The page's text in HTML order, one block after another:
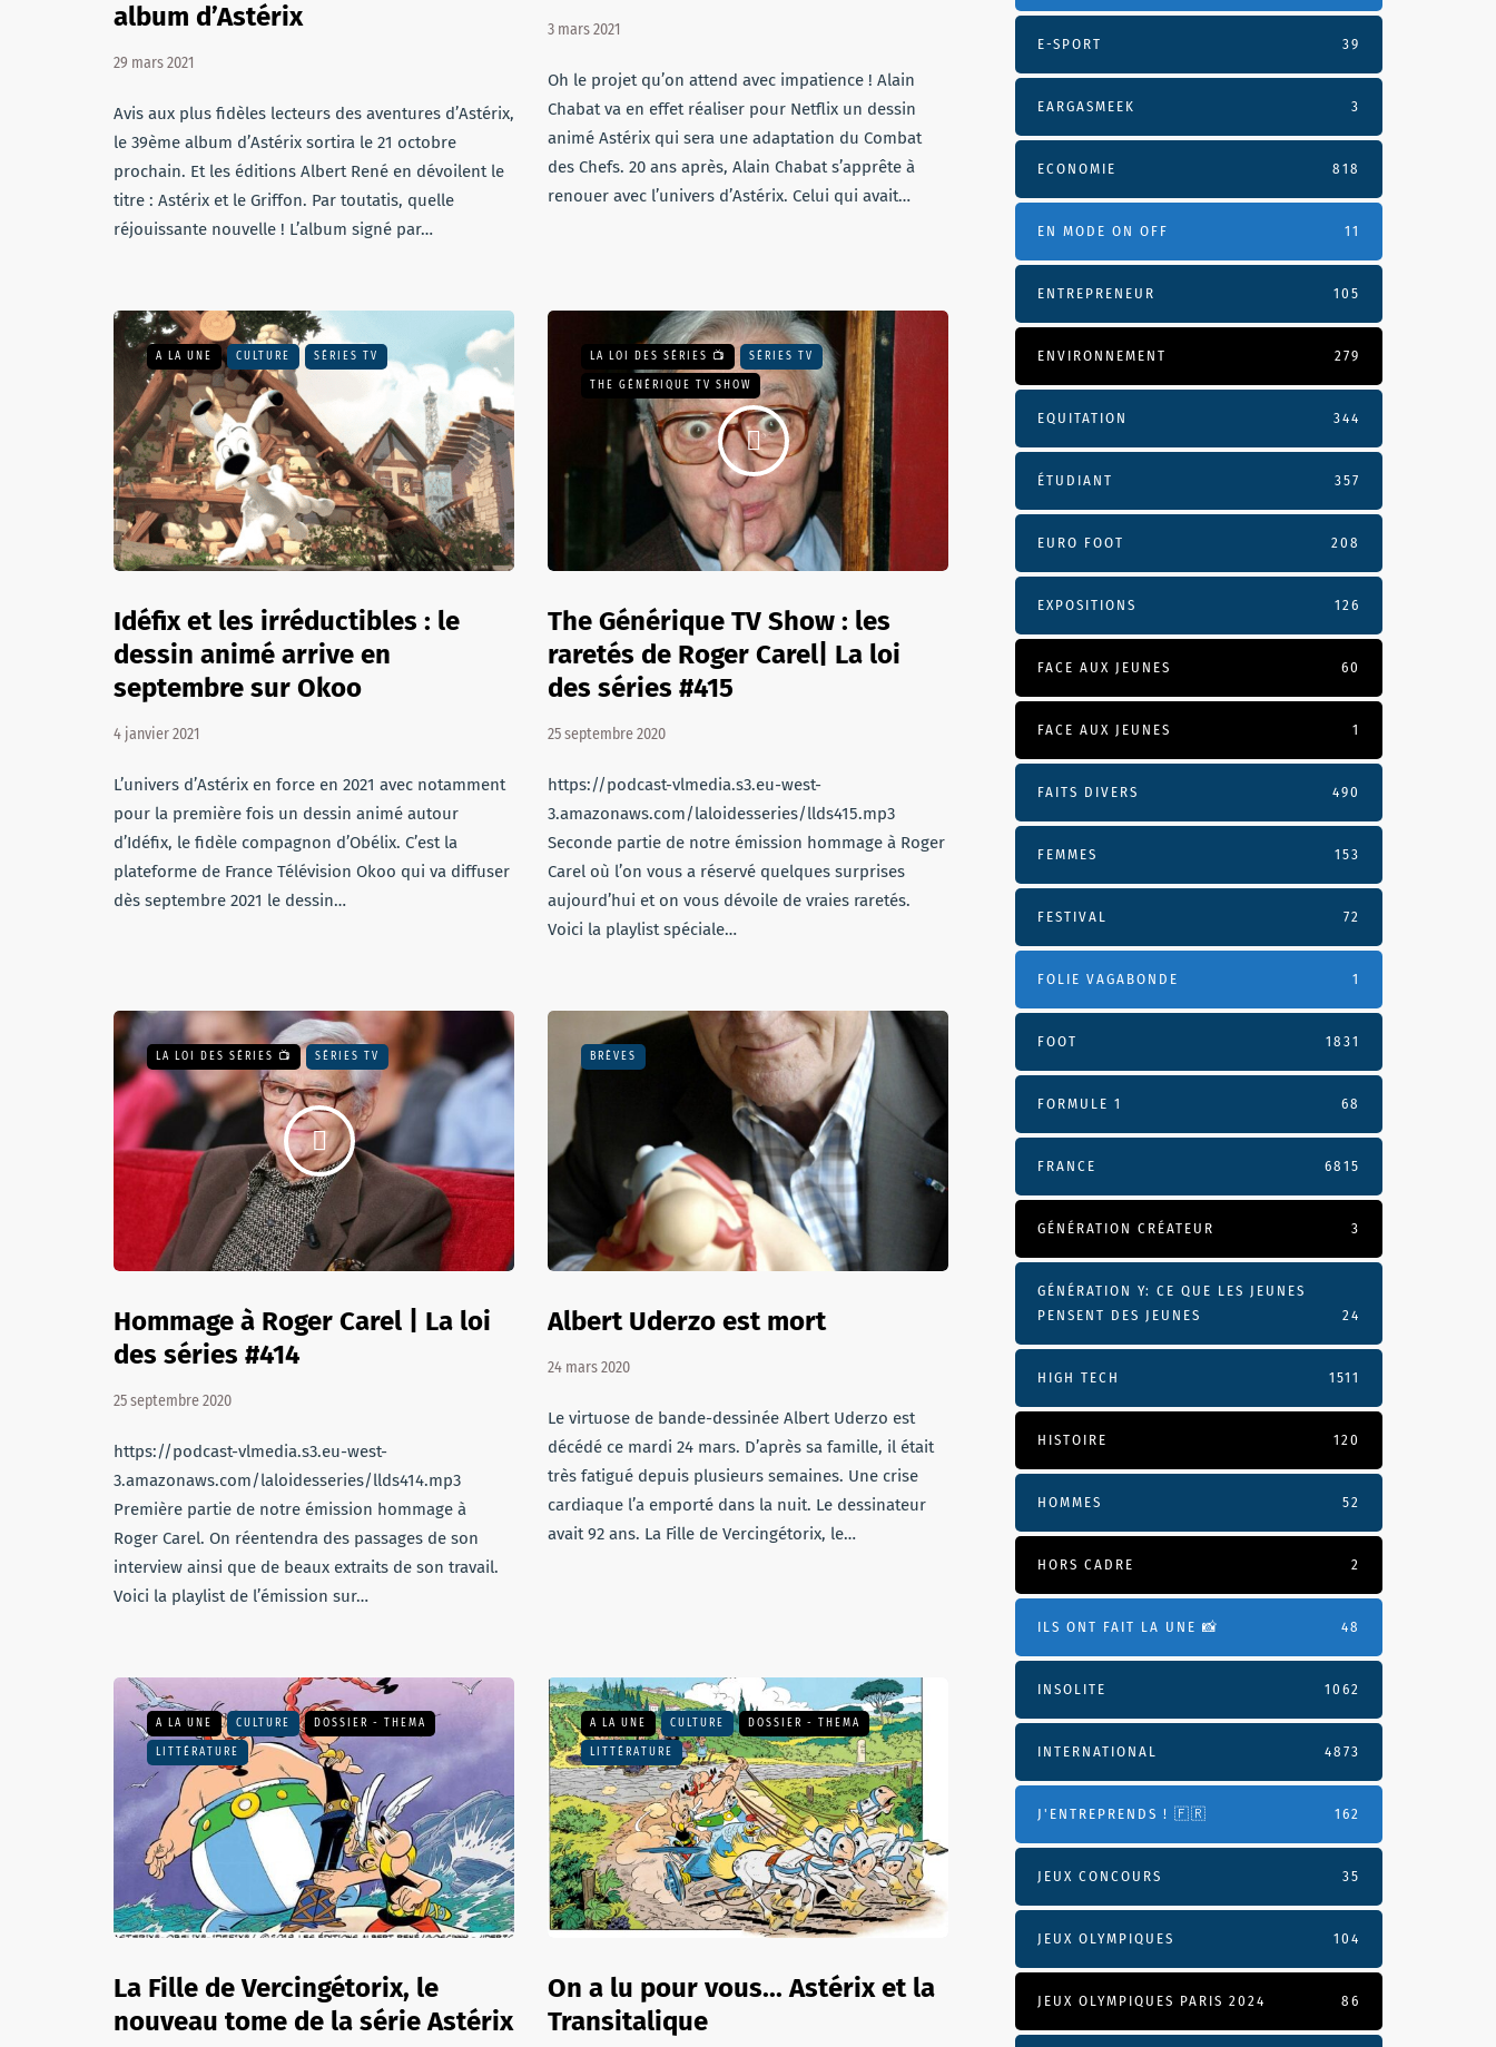
album d’Astérix
29 mars 2021
Avis aux plus fidèles lecteurs des aventures d’Astérix,
le 39ème album d’Astérix sortira le 21 octobre
prochain. Et les éditions Albert René en dévoilent le
titre : Astérix et le Griffon. Par toutatis, quelle
réjouissante nouvelle ! L’album signé par…
3 mars 2021
Oh le projet qu’on attend avec impatience ! Alain
Chabat va en effet réaliser pour Netflix un dessin
animé Astérix qui sera une adaptation du Combat
des Chefs. 20 ans après, Alain Chabat s’apprête à
renouer avec l’univers d’Astérix. Celui qui avait…
A LA UNE CULTURE SÉRIES TV
Idéfix et les irréductibles : le
dessin animé arrive en
septembre sur Okoo
4 janvier 2021
L’univers d’Astérix en force en 2021 avec notamment
pour la première fois un dessin animé autour
d’Idéfix, le fidèle compagnon d’Obélix. C’est la
plateforme de France Télévision Okoo qui va diffuser
dès septembre 2021 le dessin…
LA LOI DES SÉRIES 📺 SÉRIES TV
THE GÉNÉRIQUE TV SHOW
The Générique TV Show : les
raretés de Roger Carel| La loi
des séries #415
25 septembre 2020
https://podcast-vlmedia.s3.eu-west-
3.amazonaws.com/laloidesseries/llds415.mp3
Seconde partie de notre émission hommage à Roger
Carel où l’on vous a réservé quelques surprises
aujourd’hui et on vous dévoile de vraies raretés.
Voici la playlist spéciale…
LA LOI DES SÉRIES 📺 SÉRIES TV
Hommage à Roger Carel | La loi
des séries #414
25 septembre 2020
https://podcast-vlmedia.s3.eu-west-
3.amazonaws.com/laloidesseries/llds414.mp3
Première partie de notre émission hommage à
Roger Carel. On réentendra des passages de son
interview ainsi que de beaux extraits de son travail.
Voici la playlist de l’émission sur…
BRÈVES
Albert Uderzo est mort
24 mars 2020
Le virtuose de bande-dessinée Albert Uderzo est
décédé ce mardi 24 mars. D’après sa famille, il était
très fatigué depuis plusieurs semaines. Une crise
cardiaque l’a emporté dans la nuit. Le dessinateur
avait 92 ans. La Fille de Vercingétorix, le…
A LA UNE CULTURE DOSSIER - THEMA
LITTÉRATURE
La Fille de Vercingétorix, le
nouveau tome de la série Astérix
A LA UNE CULTURE DOSSIER - THEMA
LITTÉRATURE
On a lu pour vous... Astérix et la
Transitalique
E-SPORT 39
EARGASMEEK 3
ECONOMIE 818
EN MODE ON OFF 11
ENTREPRENEUR 105
ENVIRONNEMENT 279
EQUITATION 344
ÉTUDIANT 357
EURO FOOT 208
EXPOSITIONS 126
FACE AUX JEUNES 60
FACE AUX JEUNES 1
FAITS DIVERS 490
FEMMES 153
FESTIVAL 72
FOLIE VAGABONDE 1
FOOT 1831
FORMULE 1 68
FRANCE 6815
GÉNÉRATION CRÉATEUR 3
GÉNÉRATION Y: CE QUE LES JEUNES
PENSENT DES JEUNES
24
HIGH TECH 1511
HISTOIRE 120
HOMMES 52
HORS CADRE 2
ILS ONT FAIT LA UNE 📸 48
INSOLITE 1062
INTERNATIONAL 4873
J'ENTREPRENDS ! 🇫🇷 162
JEUX CONCOURS 35
JEUX OLYMPIQUES 104
JEUX OLYMPIQUES PARIS 2024 86